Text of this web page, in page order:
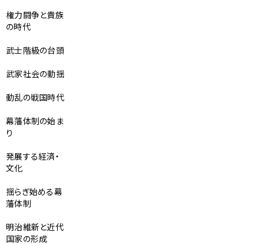
権力闘争と貴族
の時代
武士階級の台頭
武家社会の動揺
動乱の戦国時代
幕藩体制の始ま
り
発展する経済・
文化
揺らぎ始める幕
藩体制
明治維新と近代
国家の形成